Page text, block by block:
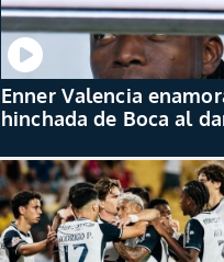
Enner Valencia
hinchada de Boca al
compañeros